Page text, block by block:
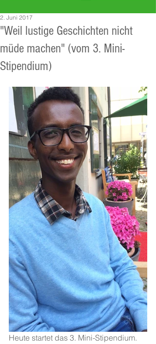
"Weil lustige Geschichten nicht
müde machen" (vom 3. Mini-
Stipendium)
2. Juni 2017
Heute startet das 3. Mini-Stipendium.